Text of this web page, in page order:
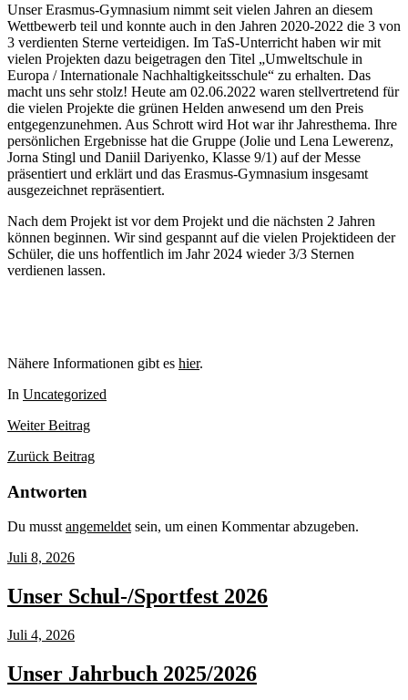
Unser Erasmus-Gymnasium nimmt seit vielen Jahren an diesem
Wettbewerb teil und konnte auch in den Jahren 2020-2022 die 3 von
3 verdienten Sterne verteidigen. Im TaS-Unterricht haben wir mit
vielen Projekten dazu beigetragen den Titel „Umweltschule in
Europa / Internationale Nachhaltigkeitsschule“ zu erhalten. Das
macht uns sehr stolz! Heute am 02.06.2022 waren stellvertretend für
die vielen Projekte die grünen Helden anwesend um den Preis
entgegenzunehmen. Aus Schrott wird Hot war ihr Jahresthema. Ihre
persönlichen Ergebnisse hat die Gruppe (Jolie und Lena Lewerenz,
Jorna Stingl und Daniil Dariyenko, Klasse 9/1) auf der Messe
präsentiert und erklärt und das Erasmus-Gymnasium insgesamt
ausgezeichnet repräsentiert.
Nach dem Projekt ist vor dem Projekt und die nächsten 2 Jahren
können beginnen. Wir sind gespannt auf die vielen Projektideen der
Schüler, die uns hoffentlich im Jahr 2024 wieder 3/3 Sternen
verdienen lassen.
Nähere Informationen gibt es hier.
In Uncategorized
WeiterBeitrag
Zurück Beitrag
Antworten
Du musst angemeldet sein, um einen Kommentar abzugeben.
Juli 8, 2026
Unser Schul-/Sportfest 2026
Juli 4, 2026
Unser Jahrbuch 2025/2026